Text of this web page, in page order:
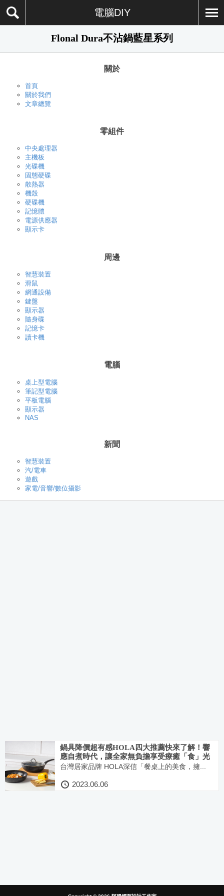
電腦DIY
Flonal Dura不沾鍋藍星系列
關於
首頁
關於我們
文章總覽
零組件
中央處理器
主機板
光碟機
固態硬碟
散熱器
機殼
硬碟機
記憶體
電源供應器
顯示卡
周邊
智慧裝置
滑鼠
網通設備
鍵盤
顯示器
隨身碟
記憶卡
讀卡機
電腦
桌上型電腦
筆記型電腦
平板電腦
顯示器
NAS
新聞
智慧裝置
汽/電車
遊戲
家電/音響/數位攝影
鍋具降價超有感HOLA四大推薦快來了解！響
應自煮時代，讓全家無負擔享受療癒「食」光
台灣居家品牌 HOLA深信「餐桌上的美食，擁...
2023.06.06